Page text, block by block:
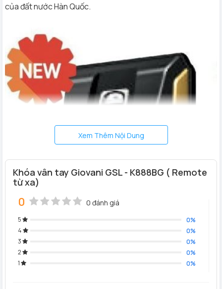
của đất nước Hàn Quốc.
Xem Thêm Nội Dung
Khóa vân tay Giovani GSL - K888BG ( Remote
từ xa)
0 0 đánh giá
5
0%
4
0%
3
0%
2
0%
1
0%